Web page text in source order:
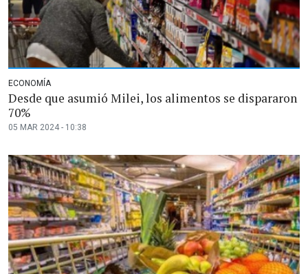
ECONOMÍA
Desde que asumió Milei, los alimentos se dispararon
70%
05 MAR 2024 - 10:38